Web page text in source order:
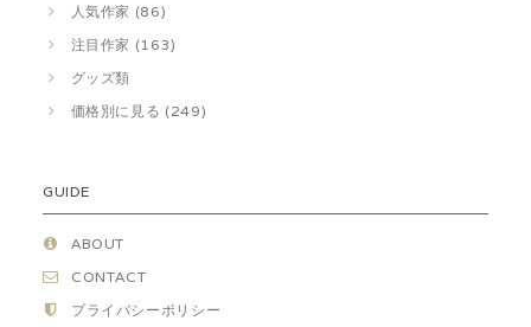
人気作家 (86)
注目作家 (163)
グッズ類
価格別に見る (249)
GUIDE
ABOUT
CONTACT
プライバシーポリシー